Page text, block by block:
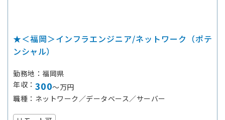
★＜福岡＞インフラエンジニア/ネットワーク（ポテ
ンシャル）
勤務地
福岡県
年収
300～万円
職種
ネットワーク／データベース／サーバー